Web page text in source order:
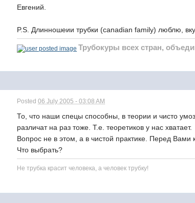
Евгений.
P.S. Длинношеии трубки (canadian family) люблю,
Трубокуры всех стран,
Posted06 July 2005 - 03:08 AM
То, что наши спецы способны, в теории и чисто
различат на раз тоже. Т.е. теоретиков у нас хватает.
Вопрос не в этом, а в чистой практике. Перед
Что выбрать?
Не трубка красит человека, а человек трубку!